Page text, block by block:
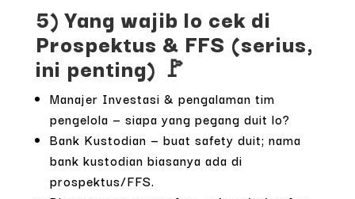
5) Yang wajib lo cek di
Prospektus & FFS (serius,
ini penting) 🚩
Manajer Investasi & pengalaman tim
pengelola — siapa yang pegang duit lo?
Bank Kustodian — buat safety duit; nama
bank kustodian biasanya ada di
prospektus/FFS.